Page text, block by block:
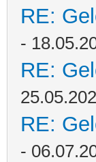
RE:
-
RE:
RE:
-